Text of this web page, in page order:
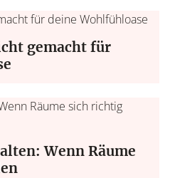
gemacht für
Wenn Räume